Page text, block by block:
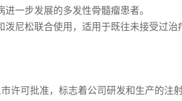
一步发展的多发性骨髓瘤患者。
泼尼松联合使用，适用于既往未接受过治
许可批准，标志着公司研发和生产的注